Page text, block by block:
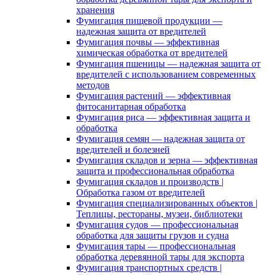
хранения
Фумигация пищевой продукции —
надежная защита от вредителей
Фумигация почвы — эффективная
химическая обработка от вредителей
Фумигация пшеницы — надежная защита от
вредителей с использованием современных
методов
Фумигация растений — эффективная
фитосанитарная обработка
Фумигация риса — эффективная защита и
обработка
Фумигация семян — надежная защита от
вредителей и болезней
Фумигация складов и зерна — эффективная
защита и профессиональная обработка
Фумигация складов и производств |
Обработка газом от вредителей
Фумигация специализированных объектов |
Теплицы, рестораны, музеи, библиотеки
Фумигация судов — профессиональная
обработка для защиты грузов и судна
Фумигация тары — профессиональная
обработка деревянной тары для экспорта
Фумигация транспортных средств |